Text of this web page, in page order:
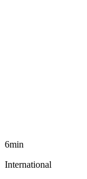
6min
International